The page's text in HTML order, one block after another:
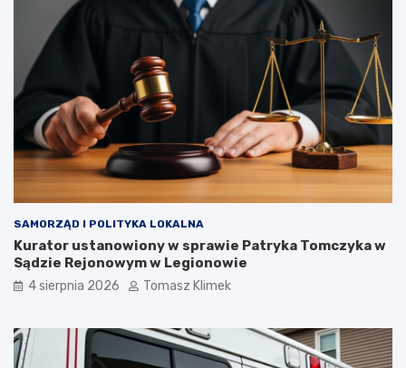
SAMORZĄD I POLITYKA LOKALNA
Kurator ustanowiony w sprawie Patryka Tomczyka w
Sądzie Rejonowym w Legionowie
4 sierpnia 2026 Tomasz Klimek